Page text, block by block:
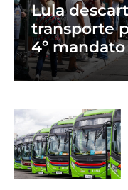
Lula
transporte
4º mandato